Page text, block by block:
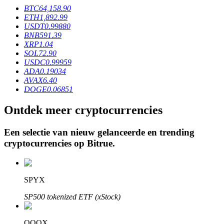
BTR-vergrendelingen
Exclusieve beleggingen voor BTR-houders
Door crypto ondersteunde leenservice
BTC64,158.90
ETH1,892.99
USDT0.99880
BNB591.39
XRP1.04
SOL72.90
USDC0.99959
ADA0.19034
AVAX6.40
DOGE0.06851
Ontdek meer cryptocurrencies
Een selectie van nieuw gelanceerde en trending
cryptocurrencies op Bitrue.
SPYX
SP500 tokenized ETF (xStock)